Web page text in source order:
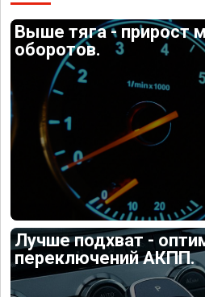
Выше тяга - прирост
оборотов.
Лучше подхват -
переключений АКПП.